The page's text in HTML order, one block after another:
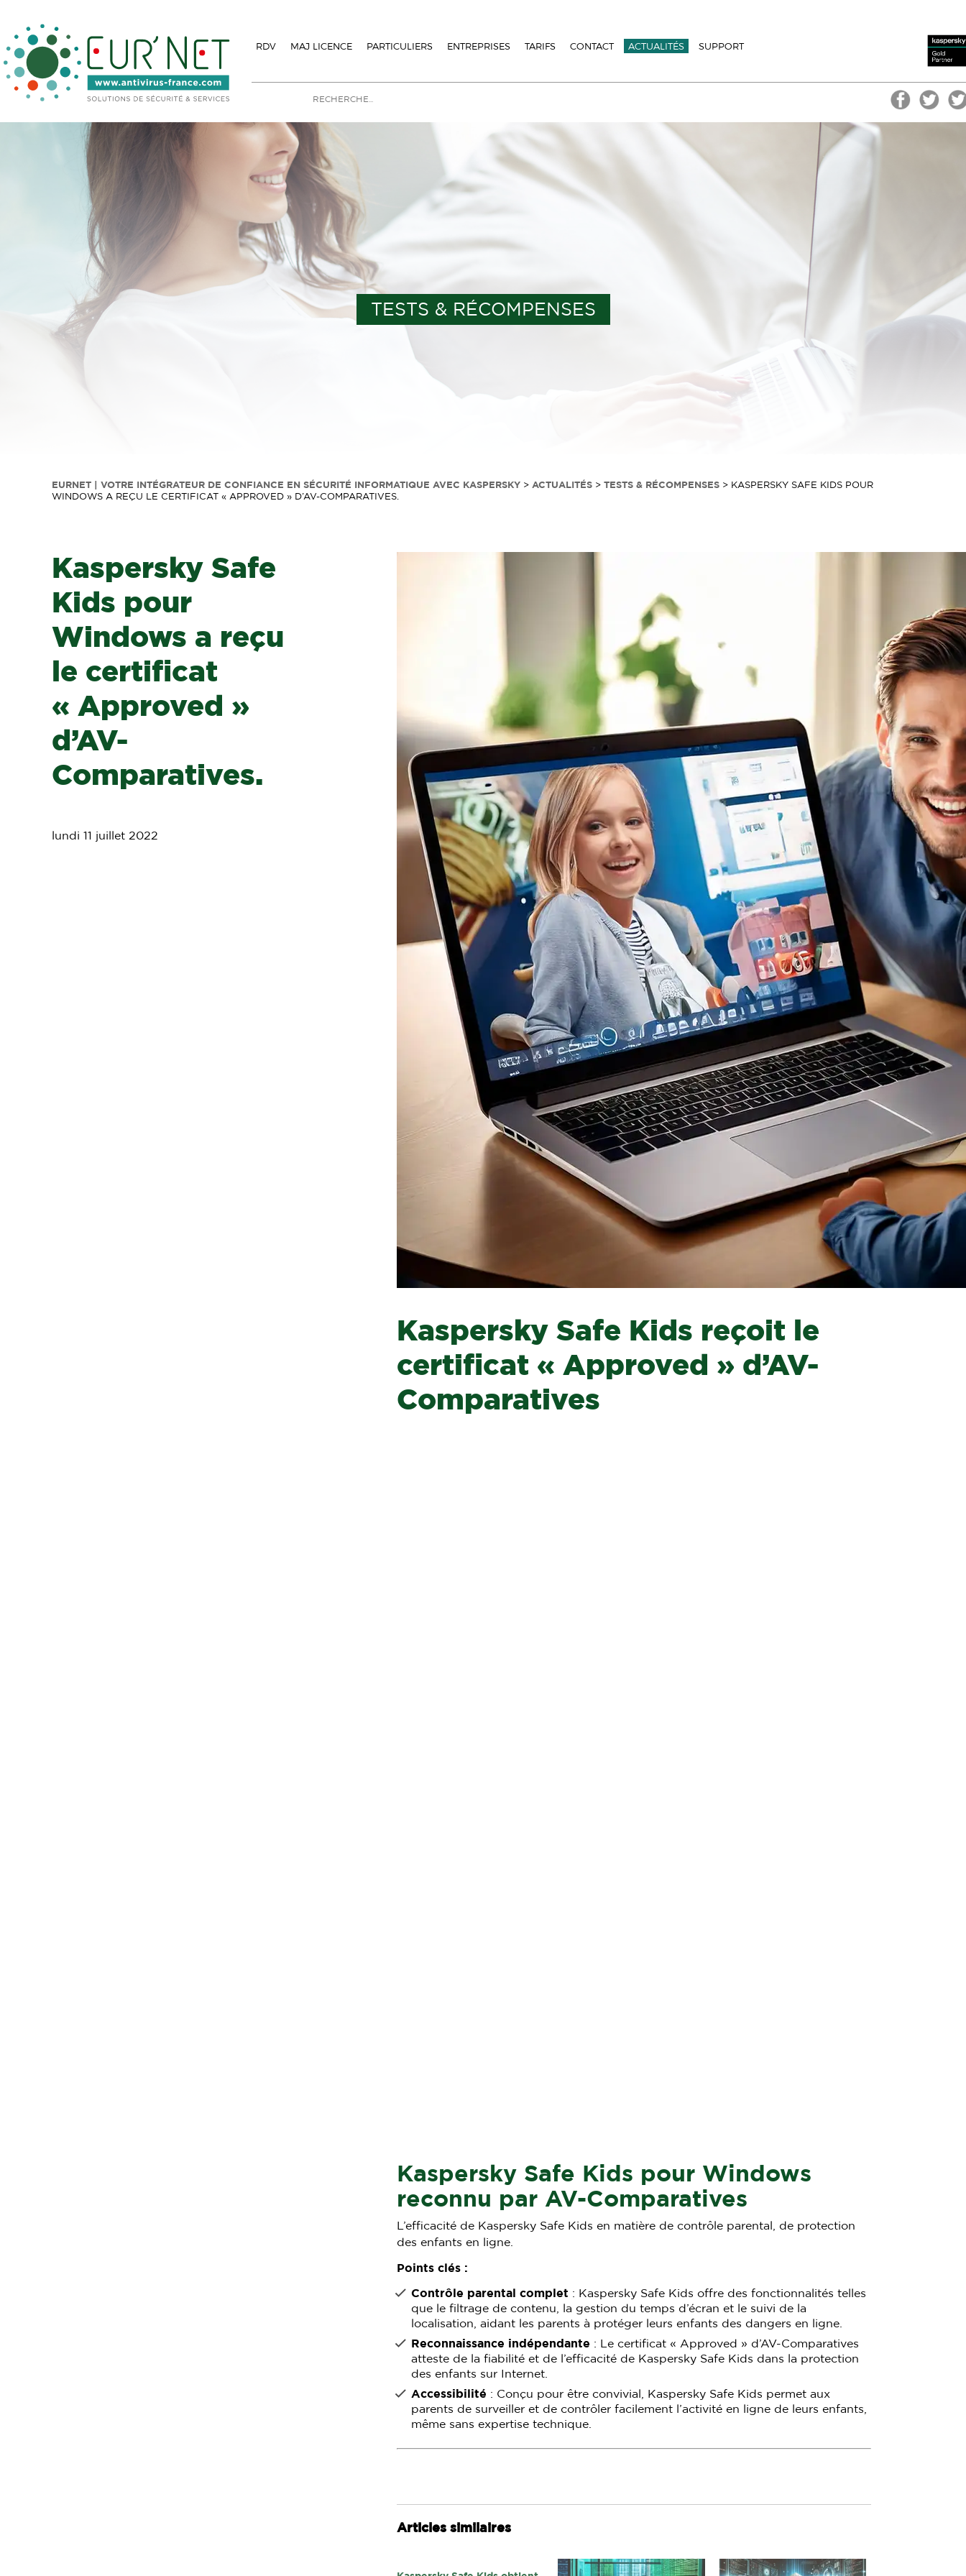
RDV MAJ LICENCE PARTICULIERS ENTREPRISES TARIFS CONTACT ACTUALITÉS SUPPORT
TESTS & RÉCOMPENSES
EURNET | VOTRE INTÉGRATEUR DE CONFIANCE EN SÉCURITÉ INFORMATIQUE AVEC KASPERSKY > ACTUALITÉS > TESTS & RÉCOMPENSES > KASPERSKY SAFE KIDS POUR
WINDOWS A REÇU LE CERTIFICAT « APPROVED » D’AV-COMPARATIVES.
Kaspersky Safe
Kids pour
Windows a reçu
le certificat
« Approved »
d’AV-
Comparatives.
lundi 11 juillet 2022
Kaspersky Safe Kids reçoit le
certificat « Approved » d’AV-
Comparatives
Kaspersky Safe Kids pour Windows
reconnu par AV-Comparatives
L’efficacité de Kaspersky Safe Kids en matière de contrôle parental, de protection
des enfants en ligne.
Points clés :
Contrôle parental complet : Kaspersky Safe Kids offre des fonctionnalités telles
que le filtrage de contenu, la gestion du temps d’écran et le suivi de la
localisation, aidant les parents à protéger leurs enfants des dangers en ligne.
Reconnaissance indépendante : Le certificat « Approved » d’AV-Comparatives
atteste de la fiabilité et de l’efficacité de Kaspersky Safe Kids dans la protection
des enfants sur Internet.
Accessibilité : Conçu pour être convivial, Kaspersky Safe Kids permet aux
parents de surveiller et de contrôler facilement l’activité en ligne de leurs enfants,
même sans expertise technique.
Articles similaires